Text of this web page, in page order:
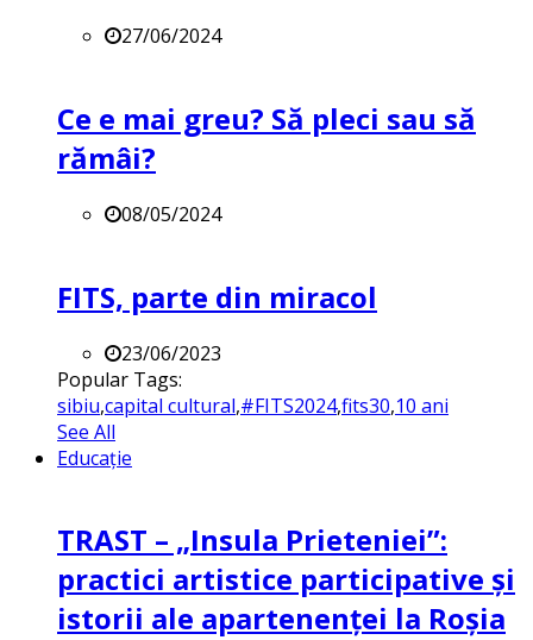
27/06/2024
Ce e mai greu? Să pleci sau să
rămâi?
08/05/2024
FITS, parte din miracol
23/06/2023
Popular Tags:
sibiu,capital cultural,#FITS2024,fits30,10 ani
See All
Educație
TRAST – „Insula Prieteniei”:
practici artistice participative și
istorii ale apartenenței la Roșia